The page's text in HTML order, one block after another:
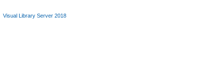
Visual Library Server 2018